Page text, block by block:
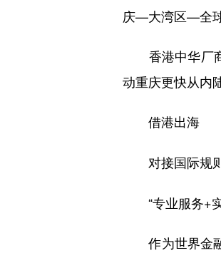
庆—大湾区—全球
香港中华厂商
动重庆更快从内
借港出海
对接国际规则
“专业服务+实
作为世界金融